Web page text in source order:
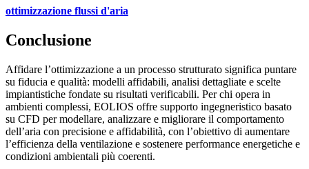
ottimizzazione flussi d'aria
Conclusione
Affidare l’ottimizzazione a un processo strutturato significa puntare
su fiducia e qualità: modelli affidabili, analisi dettagliate e scelte
impiantistiche fondate su risultati verificabili. Per chi opera in
ambienti complessi, EOLIOS offre supporto ingegneristico basato
su CFD per modellare, analizzare e migliorare il comportamento
dell’aria con precisione e affidabilità, con l’obiettivo di aumentare
l’efficienza della ventilazione e sostenere performance energetiche e
condizioni ambientali più coerenti.